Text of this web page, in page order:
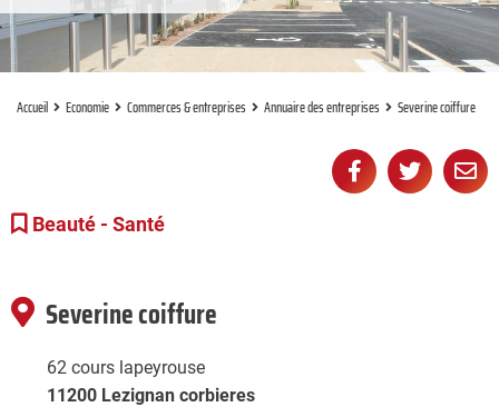
Accueil Economie Commerces & entreprises Annuaire des entreprises Severine coiffure
Partager
 
Beauté - Santé
Severine coiffure
62 cours lapeyrouse
11200 Lezignan corbieres